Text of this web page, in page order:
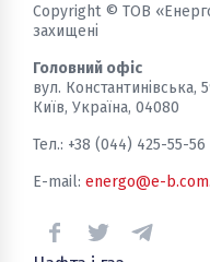
Copyright © ТОВ
захищені
Головний офіс
вул. Константинівська,
Київ, Україна, 04080
Тел.: +38 (044) 425-55-56
E-mail: energo@e-